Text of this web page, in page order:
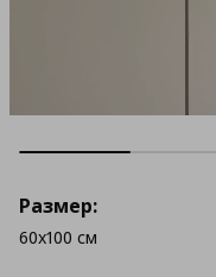
Размер:
60x100 см